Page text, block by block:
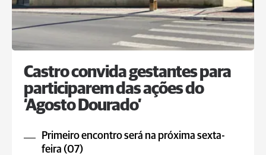
Castro convida gestantes para
participarem das ações do
‘Agosto Dourado’
Primeiro encontro será na próxima sexta-
feira (07)